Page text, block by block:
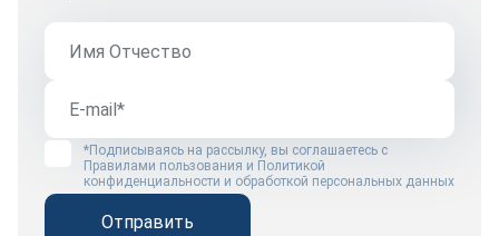
*Подписываясь на рассылку, вы соглашаетесь с
Правилами пользования и Политикой
конфиденциальности и обработкой персональных данных
Отправить